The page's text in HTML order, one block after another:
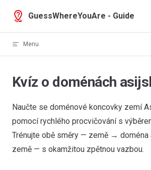
Skip to content
GuessWhereYouAre - Guide
Menu
Kvíz o doménách
Naučte se doménové koncovky zemí
pomocí rychlého procvičování s
Trénujte obě směry — země → doména
země — s okamžitou zpětnou vazbou.